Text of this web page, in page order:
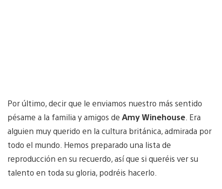
Por último, decir que le enviamos nuestro más sentido
pésame a la familia y amigos de Amy Winehouse . Era
alguien muy querido en la cultura británica, admirada por
todo el mundo. Hemos preparado una lista de
reproducción en su recuerdo, así que si queréis ver su
talento en toda su gloria, podréis hacerlo.